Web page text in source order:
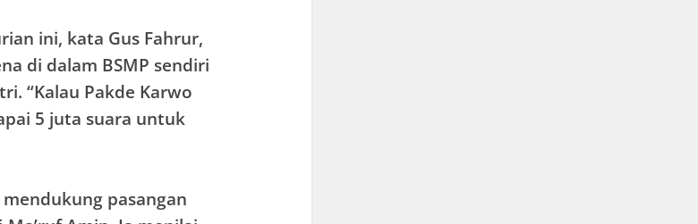
ini, kata Gus Fahrur,
di dalam BSMP sendiri
“Kalau Pakde Karwo
5 juta suara untuk
pasangan